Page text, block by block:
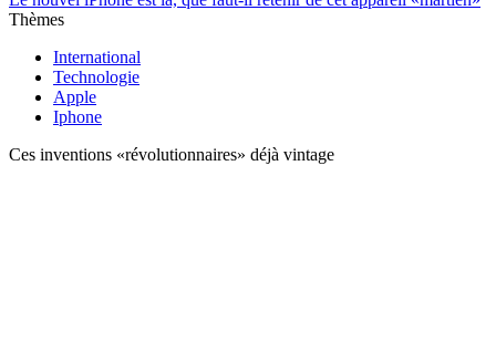
Thèmes
International
Technologie
Apple
Iphone
Ces inventions «révolutionnaires» déjà vintage